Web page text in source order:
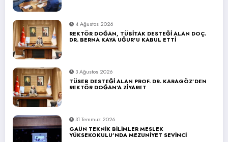
4 Ağustos 2026
REKTÖR DOĞAN, TÜBİTAK DESTEĞİ ALAN DOÇ.
DR. BERNA KAYA UĞUR’U KABUL ETTİ
3 Ağustos 2026
TÜSEB DESTEĞİ ALAN PROF. DR. KARAGÖZ’DEN
REKTÖR DOĞAN’A ZİYARET
31 Temmuz 2026
GAÜN TEKNİK BİLİMLER MESLEK
YÜKSEKOKULU’NDA MEZUNİYET SEVİNCİ